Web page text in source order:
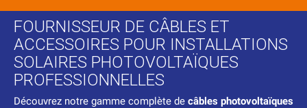
FOURNISSEUR DE CÂBLES ET
ACCESSOIRES POUR INSTALLATIONS
SOLAIRES PHOTOVOLTAÏQUES
PROFESSIONNELLES
Découvrez notre gamme complète de câbles photovoltaïques